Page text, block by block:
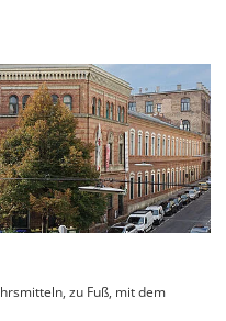
zu Fuß, mit dem